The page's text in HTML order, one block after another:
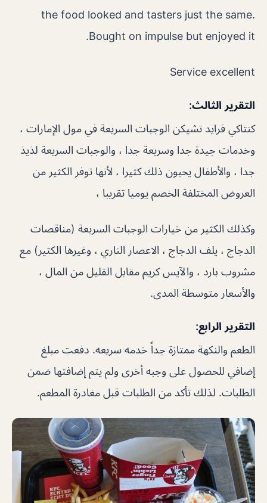
the food looked and tasters just the same.
Bought on impulse but enjoyed it.
Service excellent
التقرير الثالث:
كنتاكي فرايد تشيكن الوجبات السريعة في مول الإمارات ،
وخدمات جيدة جدا وسريعة جدا ، والوجبات السريعة لذيذ
جدا ، والأطفال يحبون ذلك كثيرا ، لأنها توفر الكثير من
العروض المختلفة الخصم يوميا تقريبا ،
وكذلك الكثير من خيارات الوجبات السريعة (مناقصات
الدجاج ، يلف الدجاج ، الاعصار الناري ، وغيرها الكثير) مع
مشروب بارد ، والآيس كريم مقابل القليل من المال ،
والأسعار متوسطة المدى.
التقرير الرابع:
الطعم والنكهة ممتازة جداً خدمه سريعه. دفعت مبلغ
إضافي للحصول على وجبه أخرى ولم يتم إضافتها ضمن
الطلبات. لذلك تأكد من الطلبات قبل مغادرة المطعم.